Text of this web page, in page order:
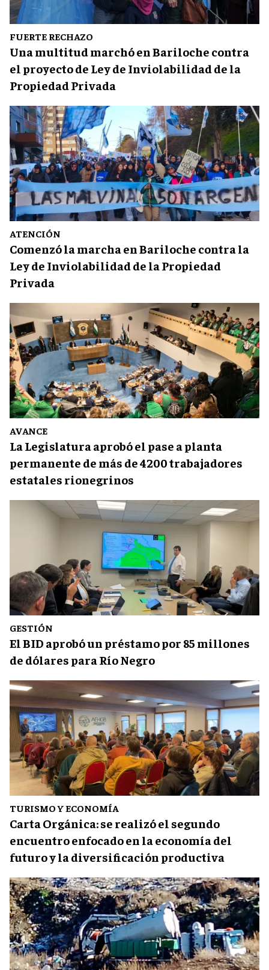
FUERTE RECHAZO
Una multitud marchó en Bariloche contra
el proyecto de Ley de Inviolabilidad de la
Propiedad Privada
ATENCIÓN
Comenzó la marcha en Bariloche contra la
Ley de Inviolabilidad de la Propiedad
Privada
AVANCE
La Legislatura aprobó el pase a planta
permanente de más de 4200 trabajadores
estatales rionegrinos
GESTIÓN
El BID aprobó un préstamo por 85 millones
de dólares para Río Negro
TURISMO Y ECONOMÍA
Carta Orgánica: se realizó el segundo
encuentro enfocado en la economía del
futuro y la diversificación productiva